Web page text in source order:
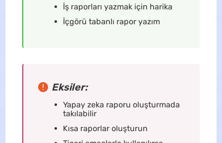
İş raporları yazmak için harika
İçgörü tabanlı rapor yazım
Eksiler:
Yapay zeka raporu oluşturmada
takılabilir
Kısa raporlar oluşturun